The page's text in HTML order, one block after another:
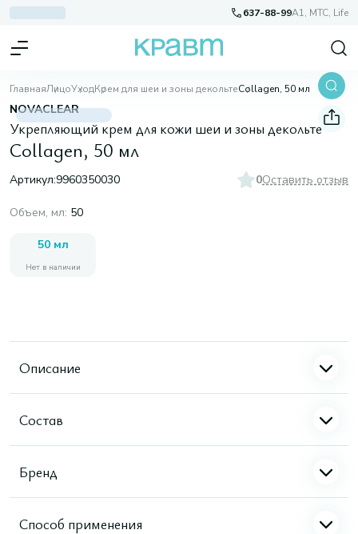
637-88-99A1, МТС, Life
ГлавнаяЛицоУходКрем для шеи и зоны декольтеCollagen, 50 мл
NOVACLEAR
Укрепляющий крем для кожи шеи и зоны декольте
Collagen, 50 мл
Артикул:9960350030 0Оставить отзыв
Объем, мл: 50
50 мл
Нет в наличии
Описание
Состав
Бренд
Способ применения